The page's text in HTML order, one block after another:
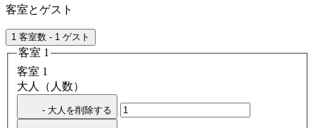
客室とゲスト
1 客室数 - 1 ゲスト
客室 1
客室 1
大人（人数）
- 大人を削除する